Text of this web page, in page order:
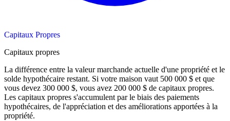
Capitaux Propres
Capitaux propres
La différence entre la valeur marchande actuelle d'une propriété et le
solde hypothécaire restant. Si votre maison vaut 500 000 $ et que
vous devez 300 000 $, vous avez 200 000 $ de capitaux propres.
Les capitaux propres s'accumulent par le biais des paiements
hypothécaires, de l'appréciation et des améliorations apportées à la
propriété.